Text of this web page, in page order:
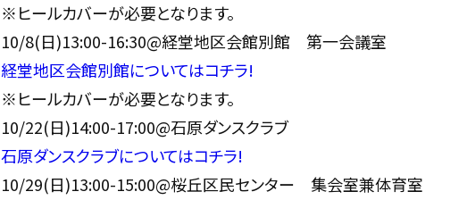
※ヒールカバーが必要となります。
10/8(日)13:00-16:30@経堂地区会館別館 第一会議室
経堂地区会館別館についてはコチラ!
※ヒールカバーが必要となります。
10/22(日)14:00-17:00@石原ダンスクラブ
石原ダンスクラブについてはコチラ!
10/29(日)13:00-15:00@桜丘区民センター 集会室兼体育室